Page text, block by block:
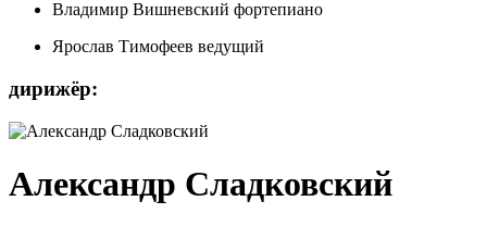
Владимир Вишневский фортепиано
Ярослав Тимофеев ведущий
дирижёр:
Александр Сладковский